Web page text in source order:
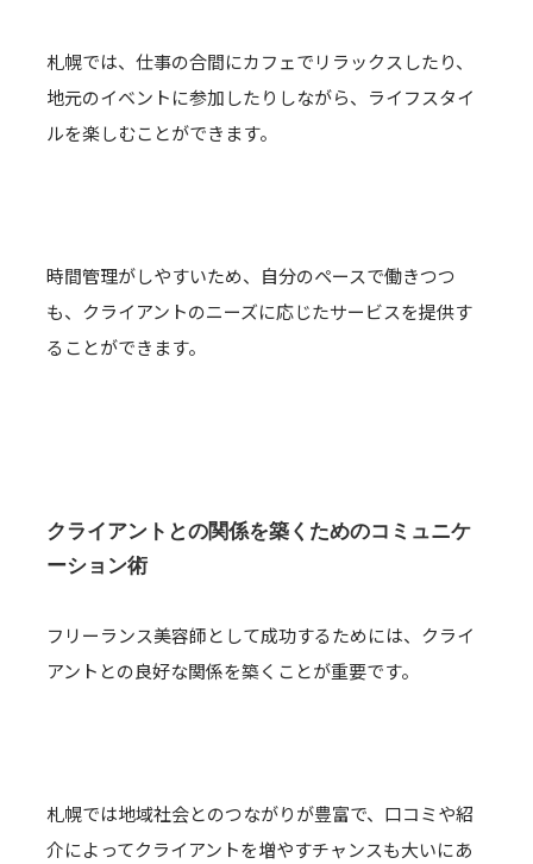
札幌では、仕事の合間にカフェでリラックスしたり、
地元のイベントに参加したりしながら、ライフスタイ
ルを楽しむことができます。
時間管理がしやすいため、自分のペースで働きつつ
も、クライアントのニーズに応じたサービスを提供す
ることができます。
クライアントとの関係を築くためのコミュニケ
ーション術
フリーランス美容師として成功するためには、クライ
アントとの良好な関係を築くことが重要です。
札幌では地域社会とのつながりが豊富で、口コミや紹
介によってクライアントを増やすチャンスも大いにあ